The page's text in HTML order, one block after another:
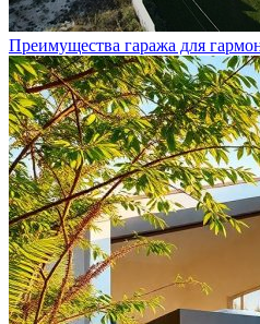
Преимущества гаража для